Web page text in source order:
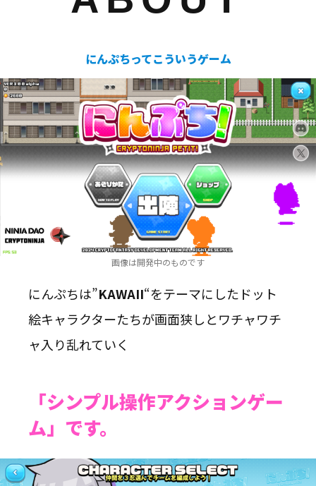
にんぷちってこういうゲーム
画像は開発中のものです
にんぷちは”KAWAII“をテーマにしたドット
絵キャラクターたちが画面狭しとワチャワチ
ャ入り乱れていく
「シンプル操作アクションゲー
ム」です。